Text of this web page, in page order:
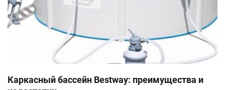
Каркасный бассейн Bestway: преимущества и